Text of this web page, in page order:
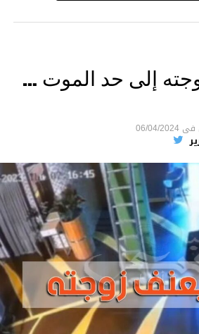
إلى حد الموت …
فى 06/04/2024